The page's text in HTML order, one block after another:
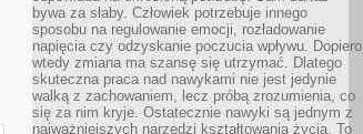
bywa za słaby. Człowiek potrzebuje innego
sposobu na regulowanie emocji, rozładowanie
napięcia czy odzyskanie poczucia wpływu. Dopiero
wtedy zmiana ma szansę się utrzymać. Dlatego
skuteczna praca nad nawykami nie jest jedynie
walką z zachowaniem, lecz próbą zrozumienia, co
się za nim kryje. Ostatecznie nawyki są jednym z
najważniejszych narzędzi kształtowania życia. To